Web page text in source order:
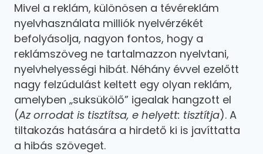
Mivel a reklám, különösen a tévéreklám
nyelvhasználata milliók nyelvérzékét
befolyásolja, nagyon fontos, hogy a
reklámszöveg ne tartalmazzon nyelvtani,
nyelvhelyességi hibát. Néhány évvel ezelőtt
nagy felzúdulást keltett egy olyan reklám,
amelyben „suksükölő” igealak hangzott el
(Az orrodat is tisztítsa, e helyett: tisztítja). A
tiltakozás hatására a hirdető ki is javíttatta
a hibás szöveget.